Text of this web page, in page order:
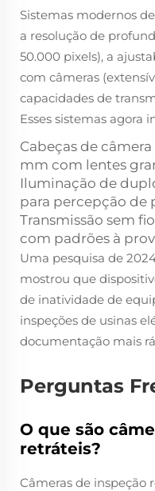
Sistemas modernos
a resolução de
50.000 pixels), a
com câmeras
capacidades de
Esses sistemas agora
Cabeças de
mm com lentes
Iluminação de
para percepção de
Transmissão sem
com padrões à
Uma pesquisa de
mostrou que
de inatividade de
inspeções de usinas
documentação mais
Perguntas
O que são
retráteis?
Câmeras de inspeção